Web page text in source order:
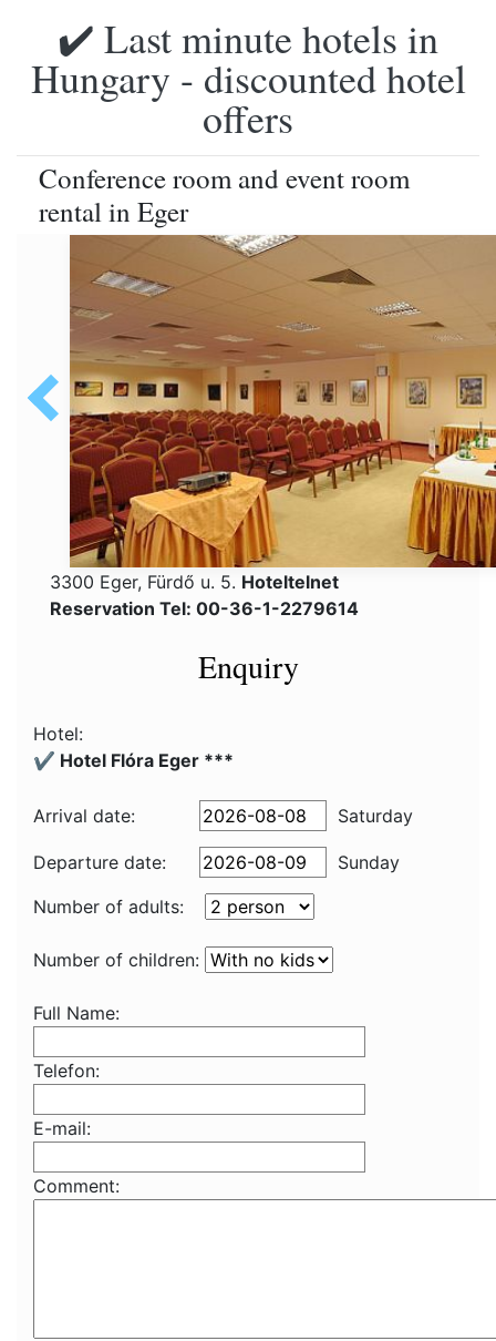
✔️ Last minute hotels in
Hungary - discounted hotel
offers
Conference room and event room
rental in Eger
3300 Eger, Fürdő u. 5. Hoteltelnet
Reservation Tel: 00-36-1-2279614
Enquiry
Hotel:
✔️ Hotel Flóra Eger ***
Arrival date: Saturday
Departure date:
Sunday
Number of adults:
Number of children:
Full Name:
Telefon:
E-mail:
Comment: